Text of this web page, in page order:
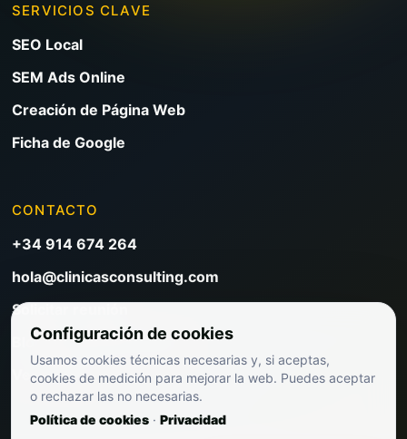
SERVICIOS CLAVE
SEO Local
SEM Ads Online
Creación de Página Web
Ficha de Google
CONTACTO
+34 914 674 264
hola@clinicasconsulting.com
Solicitar reunión
Blog de marketing clínico
Ver precios
Configuración de cookies
Usamos cookies técnicas necesarias y, si aceptas,
cookies de medición para mejorar la web. Puedes aceptar
o rechazar las no necesarias.
Política de cookies · Privacidad